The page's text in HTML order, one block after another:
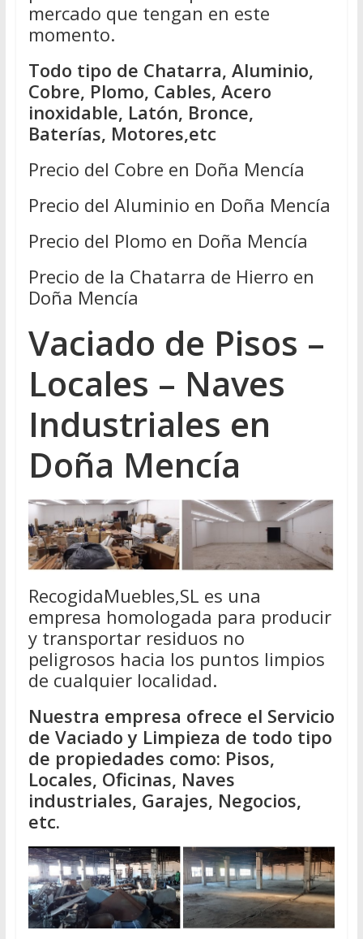
mercado que tengan en este
momento.
Todo tipo de Chatarra, Aluminio,
Cobre, Plomo, Cables, Acero
inoxidable, Latón, Bronce,
Baterías, Motores,etc
Precio del Cobre en Doña Mencía
Precio del Aluminio en Doña Mencía
Precio del Plomo en Doña Mencía
Precio de la Chatarra de Hierro en
Doña Mencía
Vaciado de Pisos –
Locales – Naves
Industriales en
Doña Mencía
RecogidaMuebles,SL es una
empresa homologada para producir
y transportar residuos no
peligrosos hacia los puntos limpios
de cualquier localidad.
Nuestra empresa ofrece el Servicio
de Vaciado y Limpieza de todo tipo
de propiedades como: Pisos,
Locales, Oficinas, Naves
industriales, Garajes, Negocios,
etc.